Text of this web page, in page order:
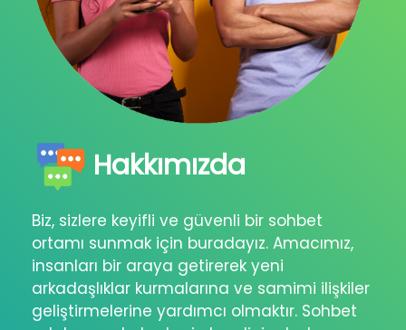
Hakkımızda
Biz, sizlere keyifli ve güvenli bir sohbet
ortamı sunmak için buradayız. Amacımız,
insanları bir araya getirerek yeni
arkadaşlıklar kurmalarına ve samimi ilişkiler
geliştirmelerine yardımcı olmaktır. Sohbet